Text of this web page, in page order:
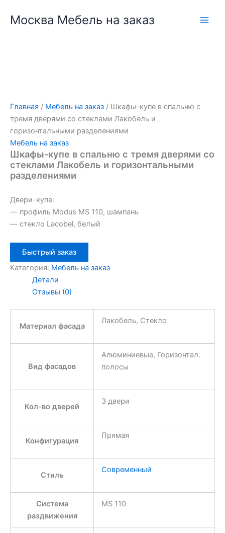
Москва Мебель на заказ
Главная / Мебель на заказ / Шкафы-купе в спальню с
тремя дверями со стеклами Лакобель и
горизонтальными разделениями
Мебель на заказ
Шкафы-купе в спальню с тремя дверями со
стеклами Лакобель и горизонтальными
разделениями
Двери-купе:
— профиль Modus MS 110, шампань
— стекло Lacobel, белый
Быстрый заказ
Категория: Мебель на заказ
Детали
Отзывы (0)
Материал фасада
Лакобель, Стекло
Вид фасадов
Алюминиевые, Горизонтал.
полосы
Кол-во дверей
3 двери
Конфигурация
Прямая
Стиль
Современный
Система
раздвижения
MS 110